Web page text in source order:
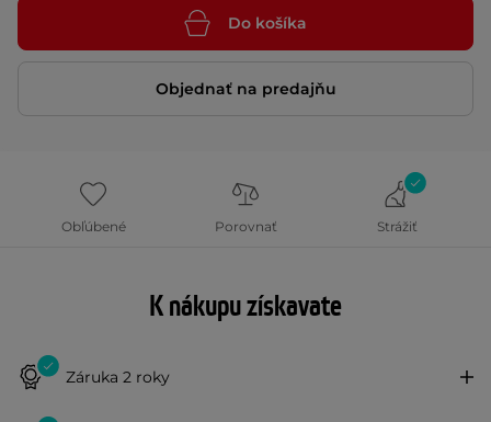
Do košíka
Objednať na predajňu
Obľúbené Porovnať Strážiť
K nákupu získavate
Záruka 2 roky